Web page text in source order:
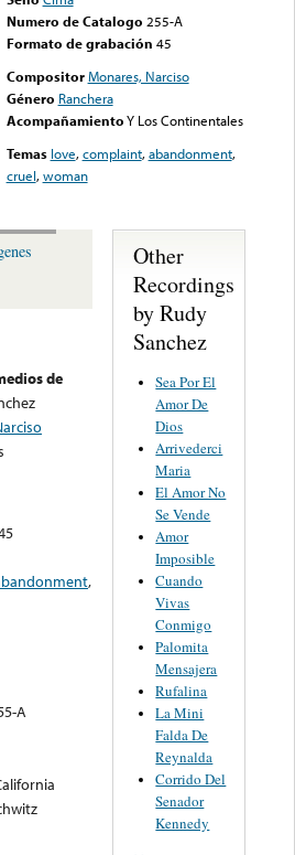
Numero de Catalogo 255-A
Formato de grabación 45
Compositor Monares, Narciso
Género Ranchera
AcompañamientoY Los Continentales
Temas love,complaint,abandonment,
cruel,woman
de
,
A
Other
Recordings
by Rudy
Sanchez
Sea Por El
Amor De
Dios
Arrivederci
Maria
El Amor No
Se Vende
Amor
Imposible
Cuando
Vivas
Conmigo
Palomita
Mensajera
Rufalina
La Mini
Falda De
Reynalda
Corrido Del
Senador
Kennedy